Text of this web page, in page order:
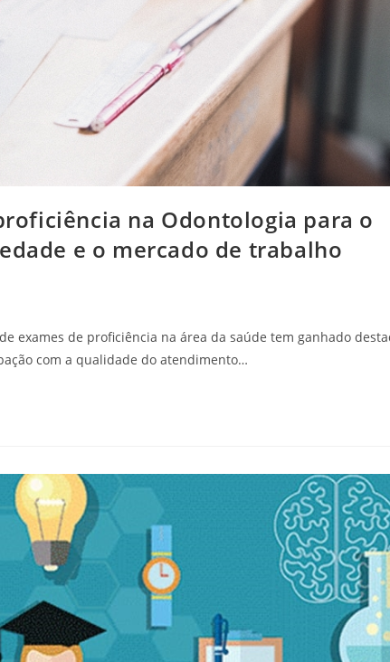
na Odontologia para o
e o mercado de trabalho
exames de proficiência na área da saúde tem ganhado
com a qualidade do atendimento…